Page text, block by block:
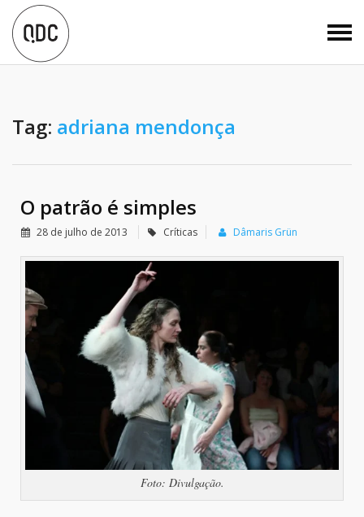
Tag: adriana mendonça
O patrão é simples
28 de julho de 2013 Críticas Dâmaris Grün
Foto: Divulgação.